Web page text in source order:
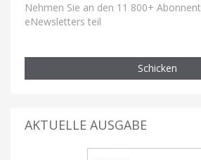
Nehmen Sie an den 11 800+
eNewsletters teil
Schicken
AKTUELLE AUSGABE